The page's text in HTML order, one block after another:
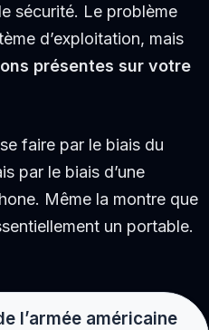
sécurité. Le problème
d’exploitation, mais
présentes sur votre
faire par le biais du
par le biais d’une
Même la montre que
un portable.
l’armée américaine